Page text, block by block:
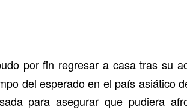
por fin regresar a casa tras su
del esperado en el país asiático
para asegurar que pudiera